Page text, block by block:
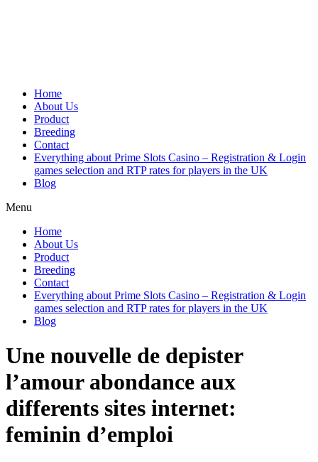
Home
About Us
Product
Breeding
Contact
Everything about Prime Slots Casino – Registration & Login
games selection and RTP rates for players in the UK
Blog
Menu
Home
About Us
Product
Breeding
Contact
Everything about Prime Slots Casino – Registration & Login
games selection and RTP rates for players in the UK
Blog
Une nouvelle de depister
l’amour abondance aux
differents sites internet:
feminin d’emploi